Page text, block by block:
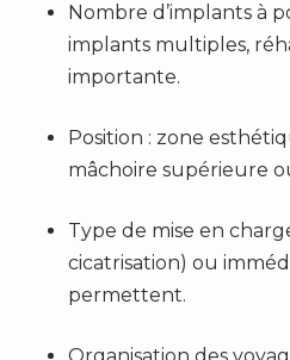
Nombre d’implants à
implants multiples,
importante.
Position : zone
mâchoire supérieure
Type de mise en
cicatrisation) ou
permettent.